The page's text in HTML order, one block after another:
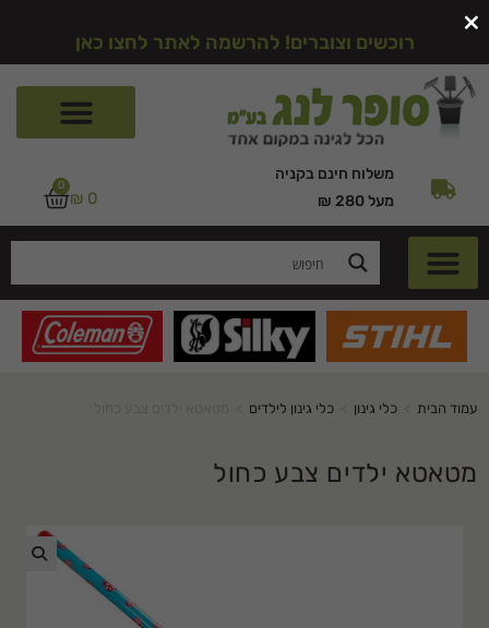
רוכשים וצוברים! להרשמה לאתר לחצו כאן
משלוח חינם בקניה
מעל 280 ₪
₪ 0
0
עמוד הבית כלי גינון כלי גינון לילדים
מטאטא ילדים צבע כחול
×